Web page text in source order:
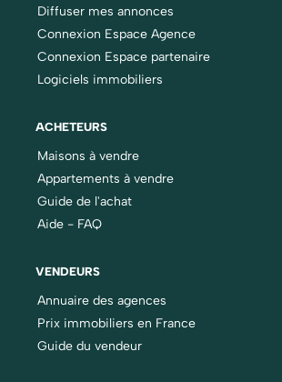
Diffuser mes annonces
Connexion Espace Agence
Connexion Espace partenaire
Logiciels immobiliers
ACHETEURS
Maisons à vendre
Appartements à vendre
Guide de l'achat
Aide - FAQ
VENDEURS
Annuaire des agences
Prix immobiliers en France
Guide du vendeur